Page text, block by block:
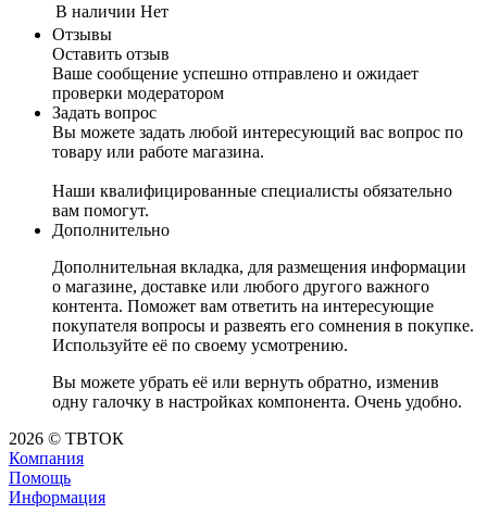
В наличии Нет
Отзывы
Оставить отзыв
Ваше сообщение успешно отправлено и ожидает
проверки модератором
Задать вопрос
Вы можете задать любой интересующий вас вопрос по
товару или работе магазина.
Наши квалифицированные специалисты обязательно
вам помогут.
Дополнительно
Дополнительная вкладка, для размещения информации
о магазине, доставке или любого другого важного
контента. Поможет вам ответить на интересующие
покупателя вопросы и развеять его сомнения в покупке.
Используйте её по своему усмотрению.
Вы можете убрать её или вернуть обратно, изменив
одну галочку в настройках компонента. Очень удобно.
2026 © ТВТОК
Компания
Помощь
Информация